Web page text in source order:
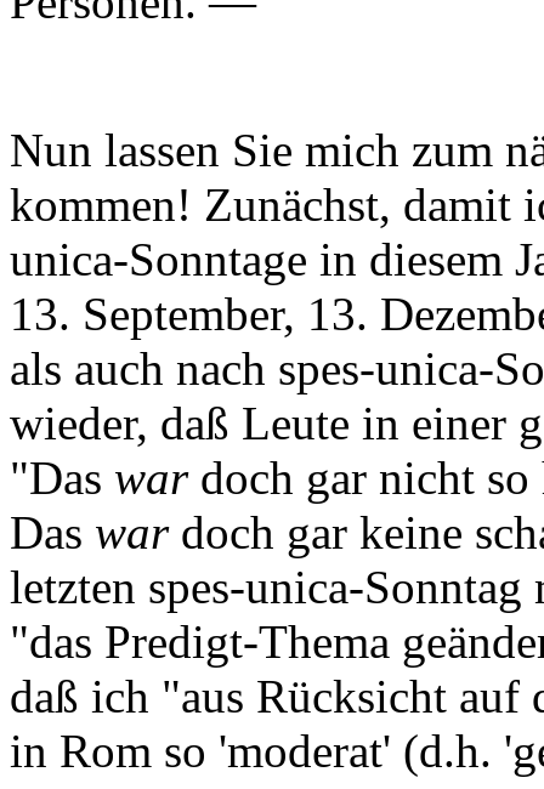
Nun lassen Sie mich zum
kommen! Zunächst, damit
unica-Sonntage in diesem
13. September, 13.
als auch nach spes-unica-
wieder, daß Leute in einer
"Das wardoch gar nicht so
Das wardoch gar keine
letzten spes-unica-
"das Predigt-Thema
daß ich "aus Rücksicht auf
in Rom so 'moderat' (d.h.